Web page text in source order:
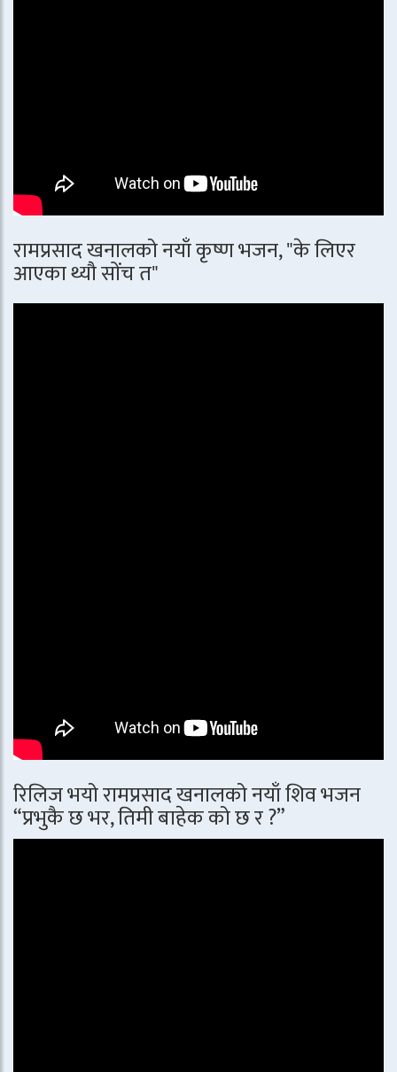
रामप्रसाद खनालको नयाँ कृष्ण भजन, "के लिएर
आएका थ्यौ सोंच त"
रिलिज भयो रामप्रसाद खनालको नयाँ शिव भजन
“प्रभुकै छ भर, तिमी बाहेक को छ र ?”